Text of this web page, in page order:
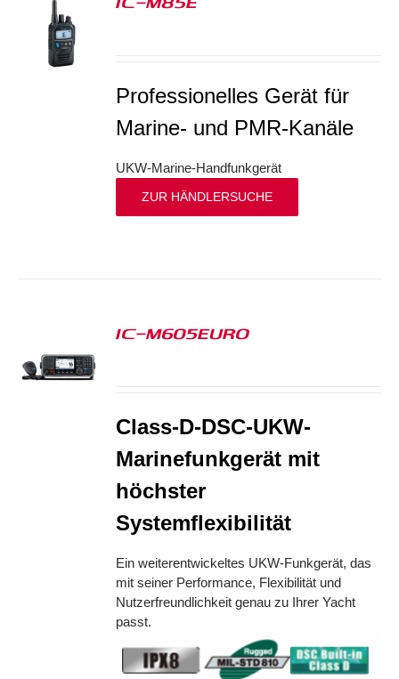
Professionelles Gerät für
Marine- und PMR-Kanäle
UKW-Marine-Handfunkgerät
ZUR HÄNDLERSUCHE
IC-M605EURO
Class-D-DSC-UKW-
Marinefunkgerät mit
höchster
Systemflexibilität
Ein weiterentwickeltes UKW-Funkgerät, das
mit seiner Performance, Flexibilität und
Nutzerfreundlichkeit genau zu Ihrer Yacht
passt.